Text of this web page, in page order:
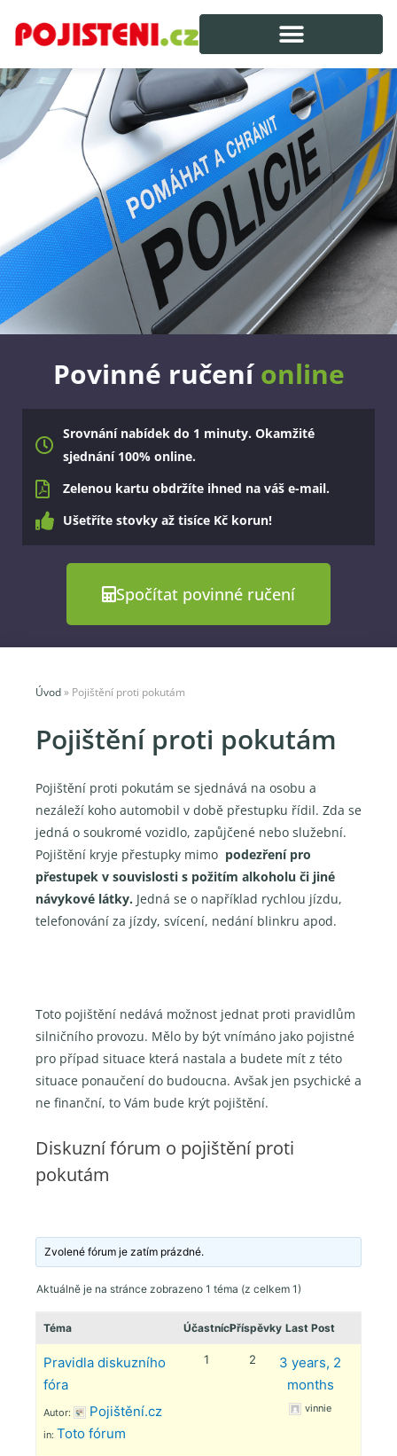
Povinné ručeníonline
Srovnání nabídek do 1 minuty. Okamžité
sjednání 100% online.
Zelenou kartu obdržíte ihned na váš e-mail.
Ušetříte stovky až tisíce Kč korun!
Spočítat povinné ručení
Úvod » Pojištění proti pokutám
Pojištění proti pokutám
Pojištění proti pokutám se sjednává na osobu a
nezáleží koho automobil v době přestupku řídil. Zda se
jedná o soukromé vozidlo, zapůjčené nebo služební.
Pojištění kryje přestupky mimo podezření pro
přestupek v souvislosti s požitím alkoholu či jiné
návykové látky. Jedná se o například rychlou jízdu,
telefonování za jízdy, svícení, nedání blinkru apod.
Toto pojištění nedává možnost jednat proti pravidlům
silničního provozu. Mělo by být vnímáno jako pojistné
pro případ situace která nastala a budete mít z této
situace ponaučení do budoucna. Avšak jen psychické a
ne finanční, to Vám bude krýt pojištění.
Diskuzní fórum o pojištění proti
pokutám
Zvolené fórum je zatím prázdné.
Aktuálně je na stránce zobrazeno 1 téma (z celkem 1)
Téma ÚčastníciPříspěvky Last Post
Pravidla diskuzního
fóra
Autor: Pojištění.cz
in: Toto fórum
1 2
3 years, 2
months
vinnie